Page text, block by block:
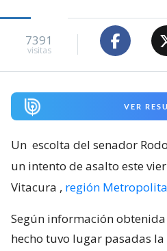
7391
visitas
VER
Un escolta del senador
un intento de asalto este
Vitacura , región
Según información
hecho tuvo lugar pasadas la